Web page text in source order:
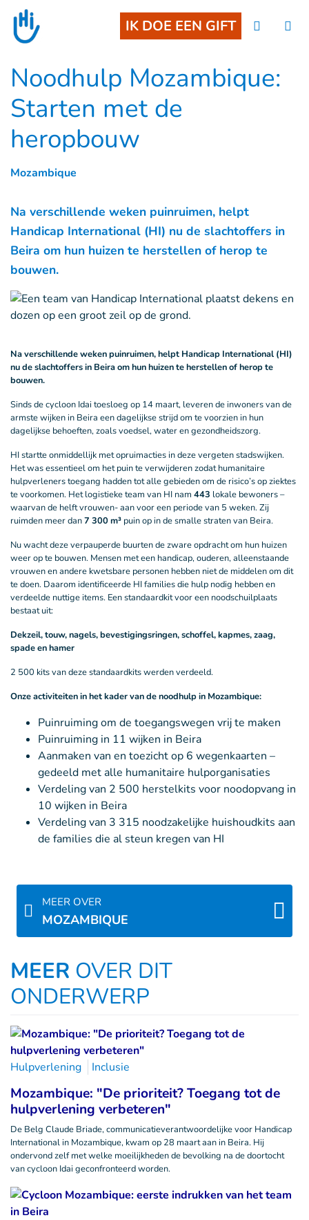
Goto main content
IK DOE EEN GIFT
Noodhulp Mozambique:
Starten met de
heropbouw
Mozambique
Na verschillende weken puinruimen, helpt
Handicap International (HI) nu de slachtoffers in
Beira om hun huizen te herstellen of herop te
bouwen.
Na verschillende weken puinruimen, helpt Handicap International (HI)
nu de slachtoffers in Beira om hun huizen te herstellen of herop te
bouwen.
Sinds de cycloon Idai toesloeg op 14 maart, leveren de inwoners van de
armste wijken in Beira een dagelijkse strijd om te voorzien in hun
dagelijkse behoeften, zoals voedsel, water en gezondheidszorg.
HI startte onmiddellijk met opruimacties in deze vergeten stadswijken.
Het was essentieel om het puin te verwijderen zodat humanitaire
hulpverleners toegang hadden tot alle gebieden om de risico’s op ziektes
te voorkomen. Het logistieke team van HI nam 443 lokale bewoners –
waarvan de helft vrouwen- aan voor een periode van 5 weken. Zij
ruimden meer dan7 300 m³ puin op in de smalle straten van Beira.
Nu wacht deze verpauperde buurten de zware opdracht om hun huizen
weer op te bouwen. Mensen met een handicap, ouderen, alleenstaande
vrouwen en andere kwetsbare personen hebben niet de middelen om dit
te doen. Daarom identificeerde HI families die hulp nodig hebben en
verdeelde nuttige items. Een standaardkit voor een noodschuilplaats
bestaat uit:
Dekzeil, touw, nagels, bevestigingsringen, schoffel, kapmes, zaag,
spade en hamer
2 500 kits van deze standaardkits werden verdeeld.
Onze activiteiten in het kader van de noodhulp in Mozambique:
Puinruiming om de toegangswegen vrij te maken
Puinruiming in 11 wijken in Beira
Aanmaken van en toezicht op 6 wegenkaarten –
gedeeld met alle humanitaire hulporganisaties
Verdeling van 2 500 herstelkits voor noodopvang in
10 wijken in Beira
Verdeling van 3 315 noodzakelijke huishoudkits aan
de families die al steun kregen van HI
MEER OVER
MOZAMBIQUE
MEER OVER DIT
ONDERWERP
Hulpverlening Inclusie
Mozambique: "De prioriteit? Toegang tot de
hulpverlening verbeteren"
De Belg Claude Briade, communicatieverantwoordelijke voor Handicap
International in Mozambique, kwam op 28 maart aan in Beira. Hij
ondervond zelf met welke moeilijkheden de bevolking na de doortocht
van cycloon Idai geconfronteerd worden.